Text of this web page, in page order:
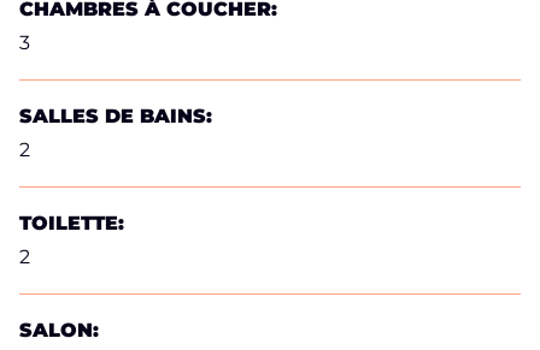
CHAMBRES À COUCHER:
3
SALLES DE BAINS:
2
TOILETTE:
2
SALON: